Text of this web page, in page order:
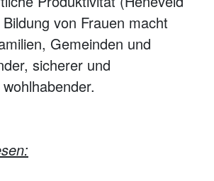
von Frauen macht
Gemeinden und
sicherer und